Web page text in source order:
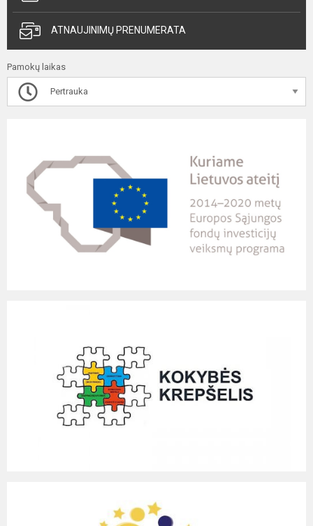
ATNAUJINIMŲ PRENUMERATA
Pamokų laikas
Pertrauka